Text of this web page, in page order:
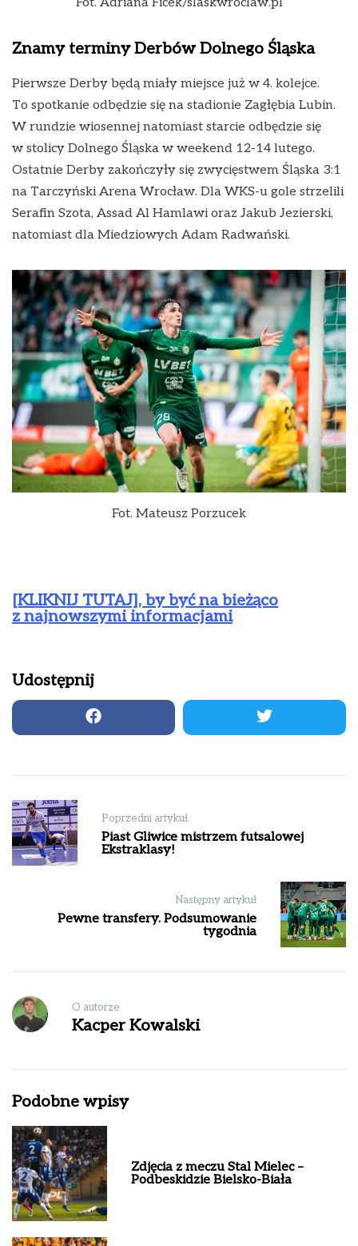
Znamy terminy Derbów Dolnego Śląska
Pierwsze Derby będą miały miejsce już w 4. kolejce.
To spotkanie odbędzie się na stadionie Zagłębia Lubin.
W rundzie wiosennej natomiast starcie odbędzie się
w stolicy Dolnego Śląska w weekend 12-14 lutego.
Ostatnie Derby zakończyły się zwycięstwem Śląska 3:1
na Tarczyński Arena Wrocław. Dla WKS-u gole strzelili
Serafin Szota, Assad Al Hamlawi oraz Jakub Jezierski,
natomiast dla Miedziowych Adam Radwański.
Fot. Mateusz Porzucek
[KLIKNIJ TUTAJ], by być na bieżąco
z najnowszymi informacjami
Udostępnij
Nawigacja
wpisu
Poprzedni artykuł
Piast Gliwice mistrzem futsalowej
Ekstraklasy!
Następny artykuł
Pewne transfery. Podsumowanie
tygodnia
O autorze
Kacper Kowalski
Podobne wpisy
Zdjęcia z meczu Stal Mielec –
Podbeskidzie Bielsko-Biała